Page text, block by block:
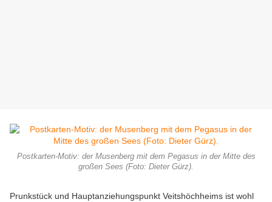
Postkarten-Motiv: der Musenberg mit dem Pegasus in der Mitte des
großen Sees (Foto: Dieter Gürz).
Prunkstück und Hauptanziehungspunkt Veitshöchheims ist wohl